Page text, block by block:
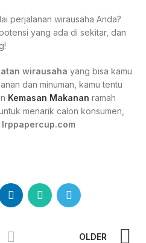
perjalanan wirausaha Anda?
yang ada di sekitar, dan
wirausaha yang bisa kamu
dan minuman, kamu tentu
Kemasan Makanan ramah
menarik calon konsumen,
Irppapercup.com
OLDER